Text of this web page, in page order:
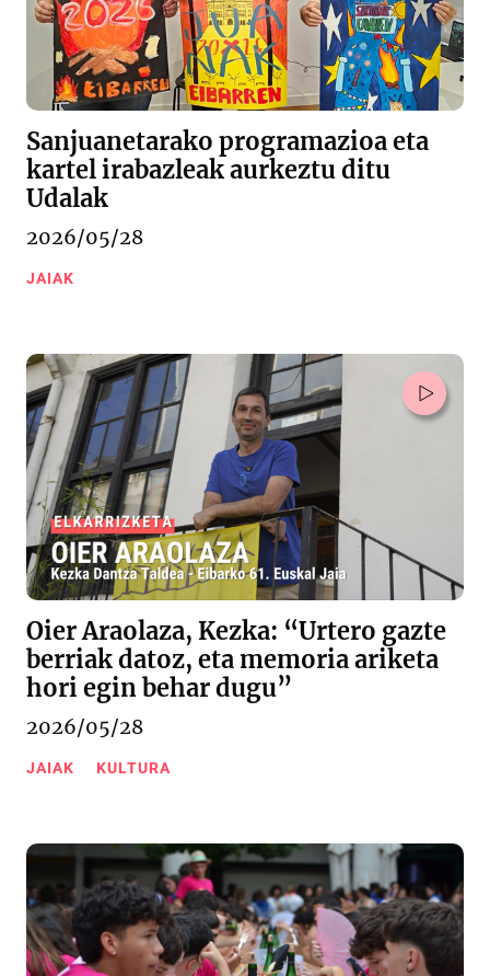
Sanjuanetarako programazioa eta
kartel irabazleak aurkeztu ditu
Udalak
2026/05/28
JAIAK
Oier Araolaza, Kezka: “Urtero gazte
berriak datoz, eta memoria ariketa
hori egin behar dugu”
2026/05/28
JAIAK KULTURA